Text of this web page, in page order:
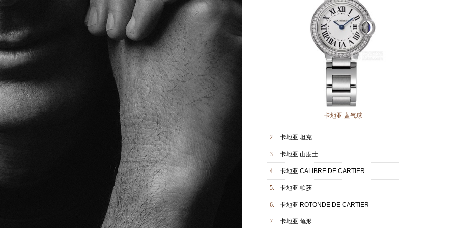
卡地亚 蓝气球
2. 卡地亚 坦克
3. 卡地亚 山度士
4. 卡地亚 CALIBRE DE CARTIER
5. 卡地亚 帕莎
6. 卡地亚 ROTONDE DE CARTIER
7. 卡地亚 龟形